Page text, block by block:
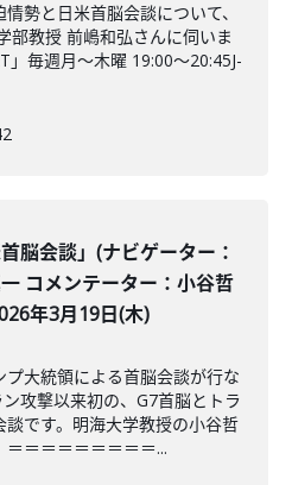
勢と日米首脳会談について、
部教授 前嶋和弘さんに伺いま
」毎週月～木曜 19:00～20:45J-
首脳会談」(ナビゲーター：
コメンテーター：小谷哲
年3月19日(木)
大統領による首脳会談が行な
攻撃以来初の、G7首脳とトラ
です。明海大学教授の小谷哲
＝＝＝＝＝＝＝＝...